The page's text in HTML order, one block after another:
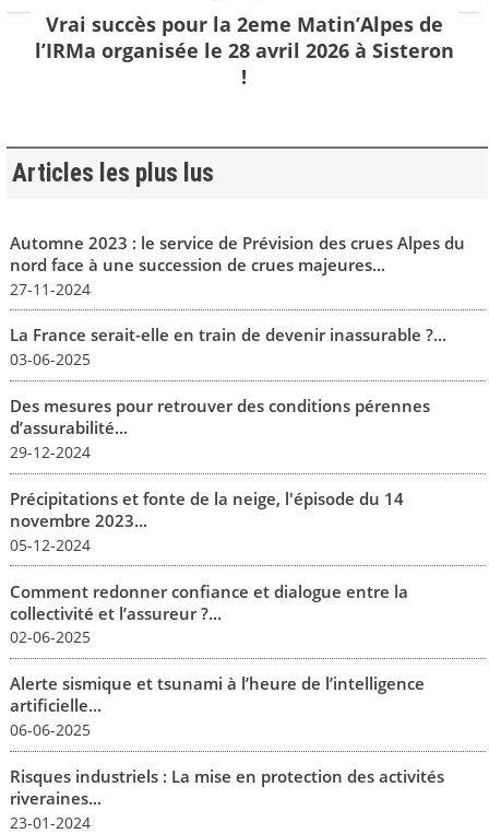
Vrai succès pour la 2eme Matin’Alpes de
l’IRMa organisée le 28 avril 2026 à Sisteron
!
Articles les plus lus
Automne 2023 : le service de Prévision des crues Alpes du
nord face à une succession de crues majeures...
27-11-2024
La France serait-elle en train de devenir inassurable ?...
03-06-2025
Des mesures pour retrouver des conditions pérennes
d’assurabilité...
29-12-2024
Précipitations et fonte de la neige, l'épisode du 14
novembre 2023...
05-12-2024
Comment redonner confiance et dialogue entre la
collectivité et l’assureur ?...
02-06-2025
Alerte sismique et tsunami à l’heure de l’intelligence
artificielle...
06-06-2025
Risques industriels : La mise en protection des activités
riveraines...
23-01-2024